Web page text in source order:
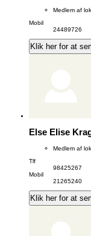
Medlem af
Mobil
24489726
Klik her for at
Else Elise
Medlem af
Tlf
98425267
Mobil
21265240
Klik her for at